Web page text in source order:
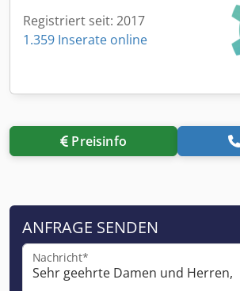
Registriert seit: 2017
1.359 Inserate online
Preisinfo
ANFRAGE SENDEN
Nachricht*